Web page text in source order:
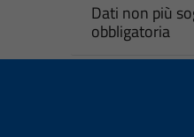
Dati non più
obbligatoria